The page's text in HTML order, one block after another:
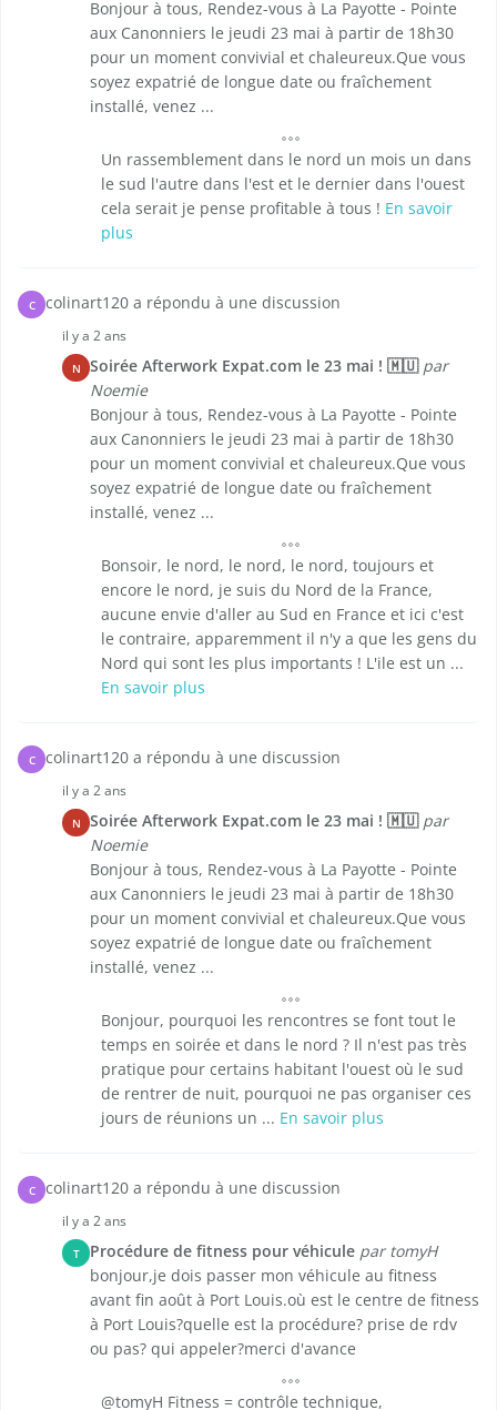
Bonjour à tous, Rendez-vous à La Payotte - Pointe
aux Canonniers le jeudi 23 mai à partir de 18h30
pour un moment convivial et chaleureux.Que vous
soyez expatrié de longue date ou fraîchement
installé, venez ...
Un rassemblement dans le nord un mois un dans
le sud l'autre dans l'est et le dernier dans l'ouest
cela serait je pense profitable à tous ! En savoir
plus
C colinart120 a répondu à une discussion
il y a 2 ans
N Soirée Afterwork Expat.com le 23 mai ! 🇲🇺 par
Noemie
Bonjour à tous, Rendez-vous à La Payotte - Pointe
aux Canonniers le jeudi 23 mai à partir de 18h30
pour un moment convivial et chaleureux.Que vous
soyez expatrié de longue date ou fraîchement
installé, venez ...
Bonsoir, le nord, le nord, le nord, toujours et
encore le nord, je suis du Nord de la France,
aucune envie d'aller au Sud en France et ici c'est
le contraire, apparemment il n'y a que les gens du
Nord qui sont les plus importants ! L'ile est un ...
En savoir plus
C colinart120 a répondu à une discussion
il y a 2 ans
N Soirée Afterwork Expat.com le 23 mai ! 🇲🇺 par
Noemie
Bonjour à tous, Rendez-vous à La Payotte - Pointe
aux Canonniers le jeudi 23 mai à partir de 18h30
pour un moment convivial et chaleureux.Que vous
soyez expatrié de longue date ou fraîchement
installé, venez ...
Bonjour, pourquoi les rencontres se font tout le
temps en soirée et dans le nord ? Il n'est pas très
pratique pour certains habitant l'ouest où le sud
de rentrer de nuit, pourquoi ne pas organiser ces
jours de réunions un ... En savoir plus
C colinart120 a répondu à une discussion
il y a 2 ans
T Procédure de fitness pour véhicule par tomyH
bonjour,je dois passer mon véhicule au fitness
avant fin août à Port Louis.où est le centre de fitness
à Port Louis?quelle est la procédure? prise de rdv
ou pas? qui appeler?merci d'avance
@tomyH Fitness = contrôle technique,